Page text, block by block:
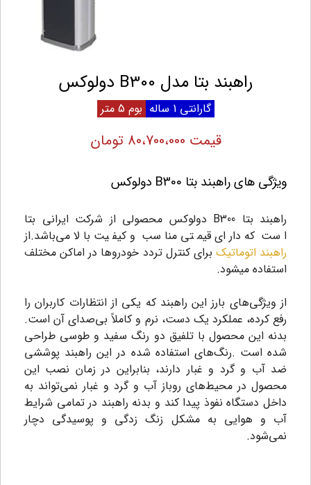
راهبند بتا مدل B300 دولوکس
گارانتی 1 ساله بوم 5 متر
قیمت 80،700،000 تومان
ویژگی های راهبند بتا B300 دولوکس
راهبند بتا B300 دولوکس محصولی از شرکت ایرانی بتا
است که دارای قیمتی مناسب و کیفیت بالا می‌باشد.از
راهبند اتوماتیک برای کنترل تردد خودروها در اماکن مختلف
استفاده میشود.
از ویژگی‌های بارز این راهبند که یکی از انتظارات کاربران را
رفع کرده، عملکرد یک دست، نرم و کاملاً بی‌صدای آن است.
بدنه این محصول با تلفیق دو رنگ سفید و طوسی طراحی
شده است .رنگ‌های استفاده شده در این راهبند پوششی
ضد آب و گرد و غبار دارند، بنابراین در زمان نصب این
محصول در محیط‌های روباز آب و گرد و غبار نمی‌تواند به
داخل دستگاه نفوذ پیدا کند و بدنه راهبند در تمامی شرایط
آب و هوایی به مشکل زنگ زدگی و پوسیدگی دچار
نمی‌شود.